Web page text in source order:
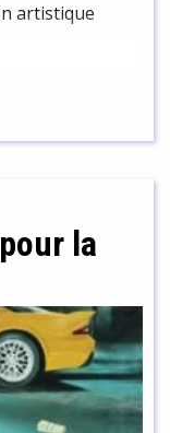
artistique
la